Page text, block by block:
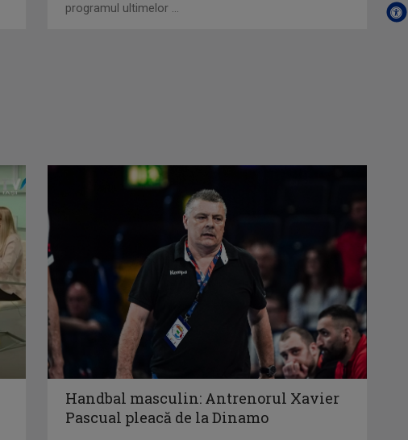
programul ultimelor ...
Handbal masculin: Antrenorul Xavier
Pascual pleacă de la Dinamo